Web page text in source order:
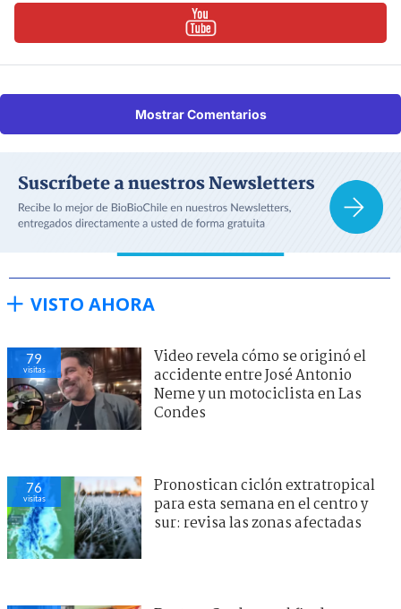
Mostrar Comentarios
VISTO AHORA
79
visitas
Video revela cómo se originó el
accidente entre José Antonio
Neme y un motociclista en Las
Condes
76
visitas
Pronostican ciclón extratropical
para esta semana en el centro y
sur: revisa las zonas afectadas